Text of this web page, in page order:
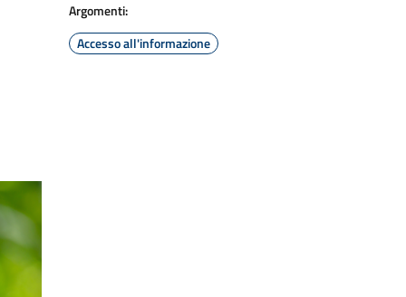
Argomenti:
Accesso all'informazione